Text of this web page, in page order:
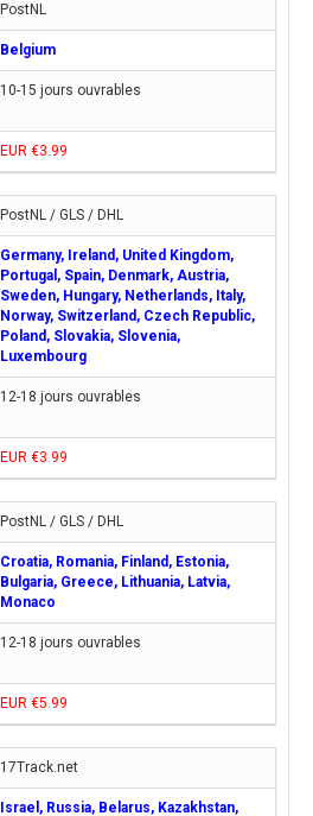
PostNL
Belgium
10-15 jours ouvrables
EUR €3.99
PostNL / GLS / DHL
Germany, Ireland, United Kingdom,
Portugal, Spain, Denmark, Austria,
Sweden, Hungary, Netherlands, Italy,
Norway, Switzerland, Czech Republic,
Poland, Slovakia, Slovenia,
Luxembourg
12-18 jours ouvrables
EUR €3.99
PostNL / GLS / DHL
Croatia, Romania, Finland, Estonia,
Bulgaria, Greece, Lithuania, Latvia,
Monaco
12-18 jours ouvrables
EUR €5.99
17Track.net
Israel, Russia, Belarus, Kazakhstan,